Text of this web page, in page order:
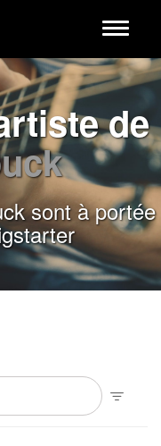
Toggle
de
sont à portée